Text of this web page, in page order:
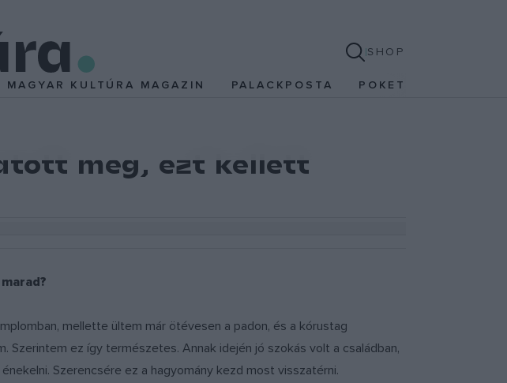
SHOP
MAGYAR KULTÚRA MAGAZIN PALACKPOSTA POKET
meg, ezt kellett
mellette ültem már ötévesen a padon, és a kórustag
Szerintem ez így természetes. Annak idején jó szokás volt a családban,
Szerencsére ez a hagyomány kezd most visszatérni.